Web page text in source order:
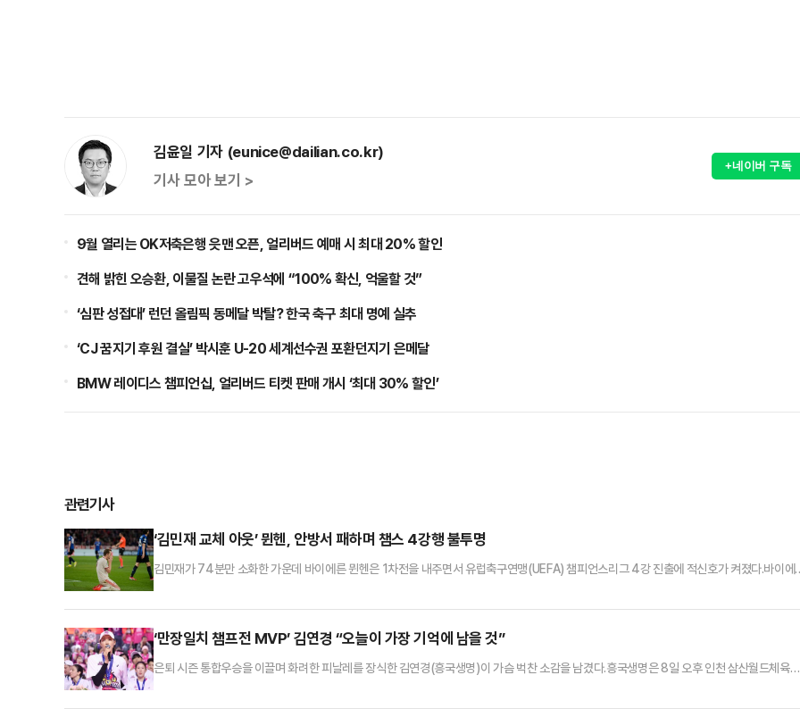
김윤일 기자 (eunice@dailian.co.kr)
기사 모아 보기 >
+네이버 구독
9월 열리는 OK저축은행 읏맨 오픈, 얼리버드 예매 시 최대 20% 할인
견해 밝힌 오승환, 이물질 논란 고우석에 “100% 확신, 억울할 것”
‘심판 성접대’ 런던 올림픽 동메달 박탈? 한국 축구 최대 명예 실추
‘CJ 꿈지기 후원 결실’ 박시훈 U-20 세계선수권 포환던지기 은메달
BMW 레이디스 챔피언십, 얼리버드 티켓 판매 개시 ‘최대 30% 할인’
관련기사
‘김민재 교체 아웃’ 뮌헨, 안방서 패하며 챔스 4강행 불투명
김민재가 74분만 소화한 가운데 바이에른 뮌헨은 1차전을 내주면서 유럽축구연맹(UEFA) 챔피언스리그 4강 진출에 적신호가 켜졌다.바이에
1차전서 1-2 패했다.뮌헨은 전반 38분 라우타로 마르티네스에게 선제골을 내주며 경기를 어렵게 풀어갔고 후반 40분 토마스 뮐러의 동점 골
‘만장일치 챔프전 MVP’ 김연경 “오늘이 가장 기억에 남을 것”
은퇴 시즌 통합우승을 이끌며 화려한 피날레를 장식한 김연경(흥국생명)이 가슴 벅찬 소감을 남겼다.흥국생명은 8일 오후 인천 삼산월드체육관
13)로 승리했다.이로써 흥국생명은 시리즈 전적 3승 2패로 통산 5번째 챔피언결정전 우승을 차지했다. 흥국생명의 챔피언결정전 우승은